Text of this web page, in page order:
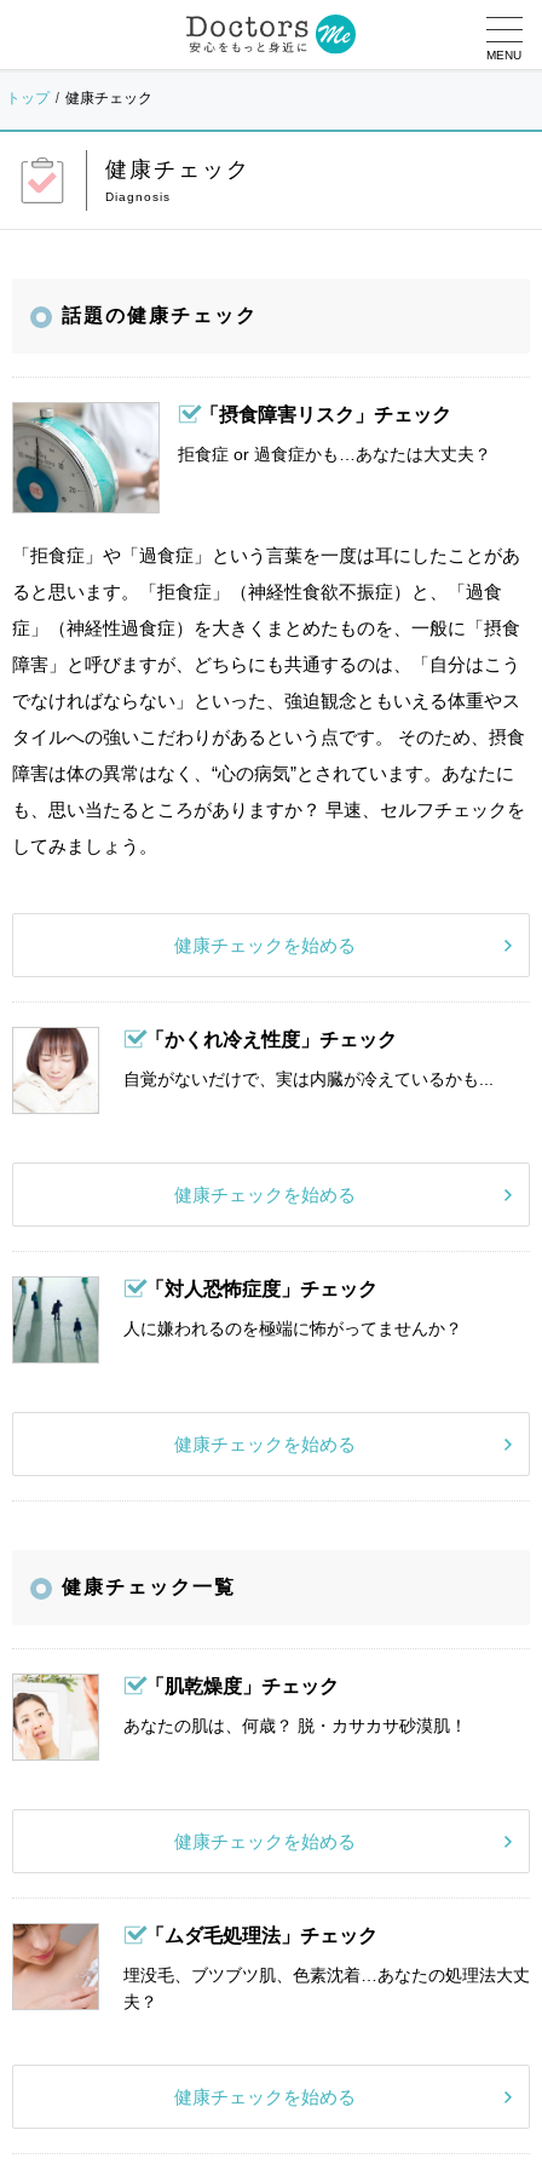
MENU
トップ 健康チェック
健康チェック
話題の健康チェック
「摂食障害リスク」チェック
拒食症 or 過食症かも…あなたは大丈夫？
「拒食症」や「過食症」という言葉を一度は耳にしたことがあ
ると思います。「拒食症」（神経性食欲不振症）と、「過食
症」（神経性過食症）を大きくまとめたものを、一般に「摂食
障害」と呼びますが、どちらにも共通するのは、「自分はこう
でなければならない」といった、強迫観念ともいえる体重やス
タイルへの強いこだわりがあるという点です。 そのため、摂食
障害は体の異常はなく、“心の病気”とされています。あなたに
も、思い当たるところがありますか？ 早速、セルフチェックを
してみましょう。
健康チェックを始める
「かくれ冷え性度」チェック
自覚がないだけで、実は内臓が冷えているかも...
健康チェックを始める
「対人恐怖症度」チェック
人に嫌われるのを極端に怖がってませんか？
健康チェックを始める
健康チェック一覧
「肌乾燥度」チェック
あなたの肌は、何歳？ 脱・カサカサ砂漠肌！
健康チェックを始める
「ムダ毛処理法」チェック
埋没毛、ブツブツ肌、色素沈着…あなたの処理法大丈
夫？
健康チェックを始める